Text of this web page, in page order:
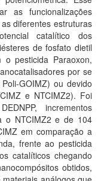
as funcionalizações
diferentes estruturas
catalítico dos
de fosfato dietil
o pesticida Paraoxon,
por se
GOIMZ) ou devido
e NTCIMZ2). Foi
incrementos
o NTCIMZ2 e de 104
em comparação a
frente ao pesticida
catalíticos chegando
obtidos,